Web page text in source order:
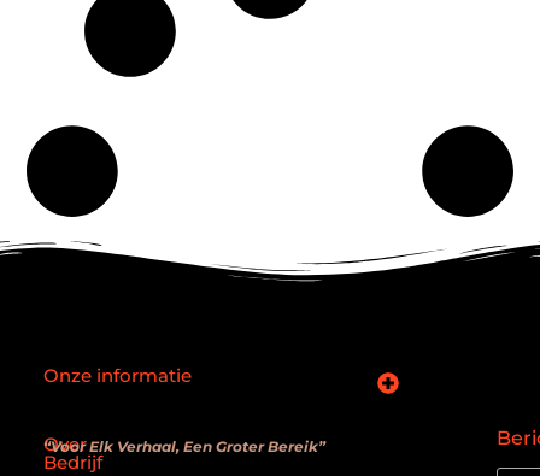
Over
Bedrijf
“Voor Elk Verhaal, Een Groter Bereik”
Onze informatie